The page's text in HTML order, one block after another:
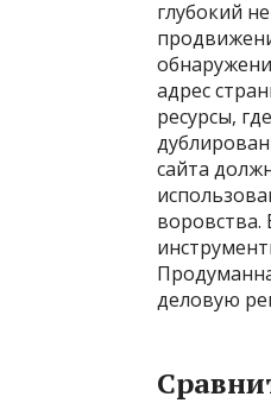
глубокий
адрес
ресурсы,
сайта
воровства.
деловую